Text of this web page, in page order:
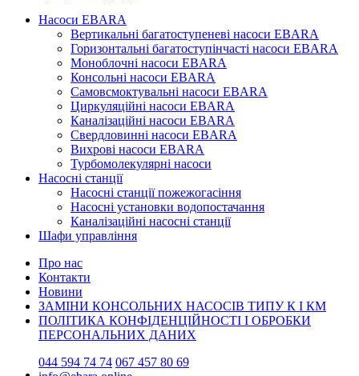
Насоси EBARA
Вертикальні багатоступеневі насоси EBARA
Горизонтальні багатоступінчасті насоси EBARA
Моноблочні насоси EBARA
Консольні насоси EBARA
Самовсмоктувальні насоси EBARA
Циркуляційні насоси EBARA
Каналізаційні насоси EBARA
Свердловинні насоси EBARA
Вихрові насоси EBARA
Турбомолекулярні насоси
Насосні станції
Насосні станції пожежогасіння
Насосні установки водопостачання
Каналізаційні насосні станції
Шафи управління
Про нас
Контакти
Новини
ЗАМІНИ КОНСОЛЬНИХ НАСОСІВ ТИПУ К І КМ
ПОЛІТИКА КОНФІДЕНЦІЙНОСТІ І ОБРОБКИ
ПЕРСОНАЛЬНИХ ДАНИХ
044 594 74 74 067 457 80 69